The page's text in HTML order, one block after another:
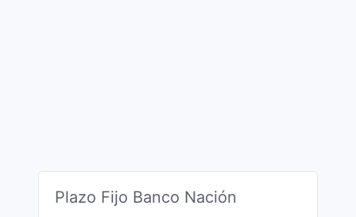
Plazo Fijo Banco Nación